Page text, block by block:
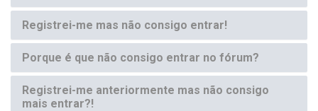
Registrei-me mas não consigo entrar!
Porque é que não consigo entrar no fórum?
Registrei-me anteriormente mas não consigo
mais entrar?!